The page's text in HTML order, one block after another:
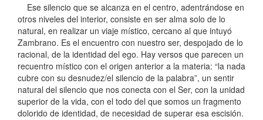
Ese silencio que se alcanza en el centro, adentrándose en
otros niveles del interior, consiste en ser alma solo de lo
natural, en realizar un viaje místico, cercano al que intuyó
Zambrano. Es el encuentro con nuestro ser, despojado de lo
racional, de la identidad del ego. Hay versos que parecen un
recuentro místico con el origen anterior a la materia: “la nada
cubre con su desnudez/el silencio de la palabra”, un sentir
natural del silencio que nos conecta con el Ser, con la unidad
superior de la vida, con el todo del que somos un fragmento
dolorido de identidad, de necesidad de superar esa escisión.